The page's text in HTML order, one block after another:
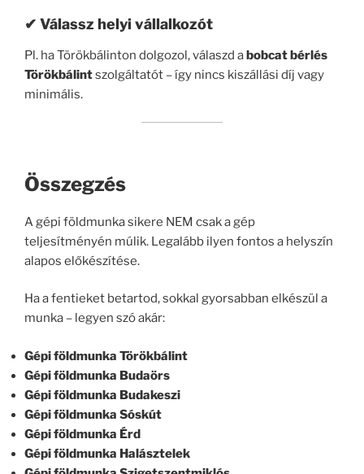
✔ Válassz helyi vállalkozót
Pl. ha Törökbálinton dolgozol, válaszd abobcat bérlés
Törökbálintszolgáltatót – így nincs kiszállási díj vagy
minimális.
Összegzés
A gépi földmunka sikere NEM csak a gép
teljesítményén múlik. Legalább ilyen fontos a helyszín
alapos előkészítése.
Ha a fentieket betartod, sokkal gyorsabban elkészül a
munka – legyen szó akár:
Gépi földmunka Törökbálint
Gépi földmunka Budaörs
Gépi földmunka Budakeszi
Gépi földmunka Sóskút
Gépi földmunka Érd
Gépi földmunka Halásztelek